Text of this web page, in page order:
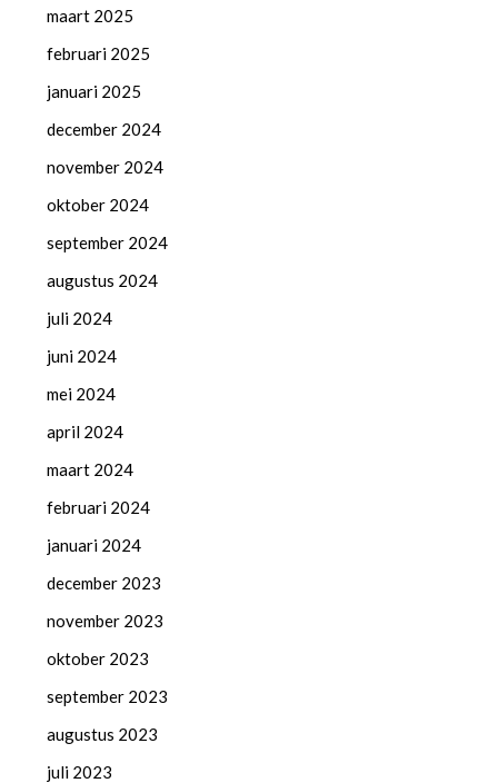
maart 2025
februari 2025
januari 2025
december 2024
november 2024
oktober 2024
september 2024
augustus 2024
juli 2024
juni 2024
mei 2024
april 2024
maart 2024
februari 2024
januari 2024
december 2023
november 2023
oktober 2023
september 2023
augustus 2023
juli 2023